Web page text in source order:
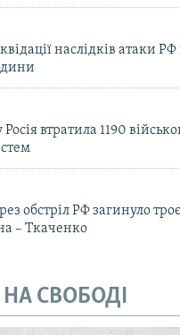
наслідків атаки
втратила 1190
обстріл РФ загинуло
– Ткаченко
СВОБОДІ